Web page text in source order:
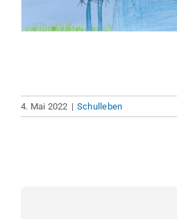
4. Mai 2022 | Schulleben